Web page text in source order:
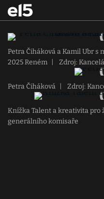
Petra Čiháková a Kamil Ubr s
2025 Reném
Zdroj:
Petra Čiháková Zdroj:
Knížka Talent a kreativita pro
generálního komisaře